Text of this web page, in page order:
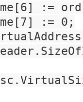
:=
:= 0;